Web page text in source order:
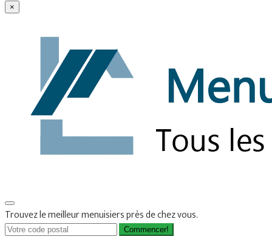
×
Trouvez le meilleur menuisiers près de chez vous.
Commencer!